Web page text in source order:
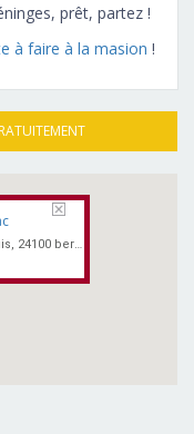
prêt, partez !
à faire à la masion !
bergerac